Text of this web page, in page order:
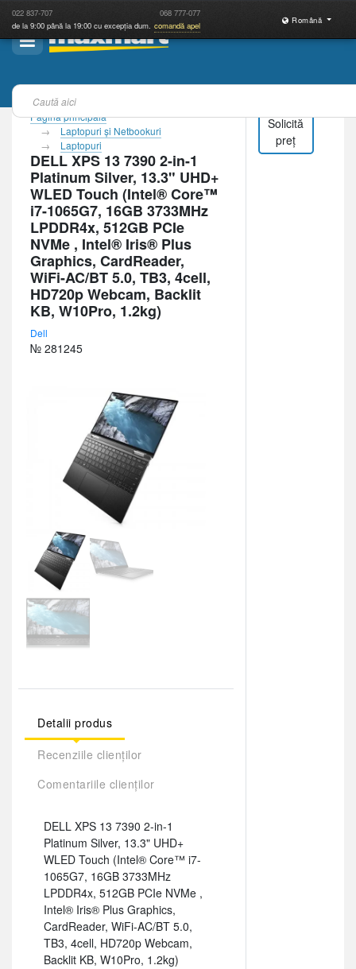
022 837-707 068 777-077
de la 9:00 până la 19:00 cu excepția dum. comandă apel
Română
Pagina principală
Laptopuri şi Netbookuri
Laptopuri
DELL XPS 13 7390 2-in-1
Platinum Silver, 13.3" UHD+
WLED Touch (Intel® Core™
i7-1065G7, 16GB 3733MHz
LPDDR4x, 512GB PCIe
NVMe , Intel® Iris® Plus
Graphics, CardReader,
WiFi-AC/BT 5.0, TB3, 4cell,
HD720p Webcam, Backlit
KB, W10Pro, 1.2kg)
Dell
№ 281245
Detalii produs
Recenziile clienților
Comentariile clienților
DELL XPS 13 7390 2-in-1
Platinum Silver, 13.3" UHD+
WLED Touch (Intel® Core™ i7-
1065G7, 16GB 3733MHz
LPDDR4x, 512GB PCIe NVMe ,
Intel® Iris® Plus Graphics,
CardReader, WiFi-AC/BT 5.0,
TB3, 4cell, HD720p Webcam,
Backlit KB, W10Pro, 1.2kg)
Solicită
preț